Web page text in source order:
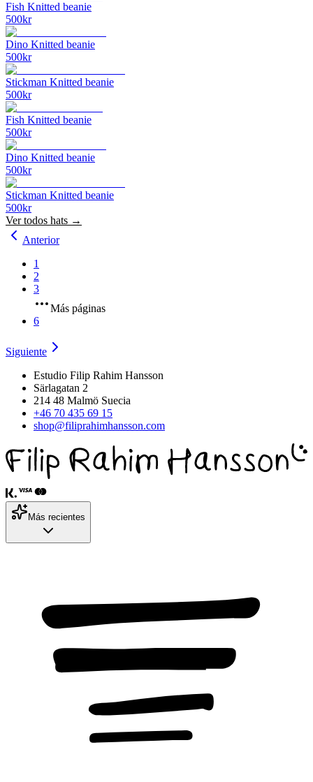
Fish Knitted beanie
500kr
Dino Knitted beanie
500kr
Stickman Knitted beanie
500kr
Fish Knitted beanie
500kr
Dino Knitted beanie
500kr
Stickman Knitted beanie
500kr
Ver todos hats →
Anterior
1
2
3
Más páginas
6
Siguiente
Estudio Filip Rahim Hansson
Särlagatan 2
214 48 Malmö Suecia
+46 70 435 69 15
shop@filiprahimhansson.com
Más recientes